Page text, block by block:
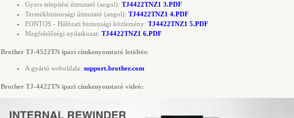
Gyors telepítési útmutató (angol): TJ4422TNZ1 3.PDF
Termékbiztonsági útmutató (angol): TJ4422TNZ1 4.PDF
FONTOS - Hálózati biztonsági közlemény: TJ4422TNZ1 5.PDF
Megfelelőségi nyilatkozat: TJ4422TNZ1 6.PDF
Brother TJ-4522TN ipari címkenyomtató letöltés:
A gyártó weboldala: support.brother.com
Brother TJ-4422TN ipari címkenyomtató videó: